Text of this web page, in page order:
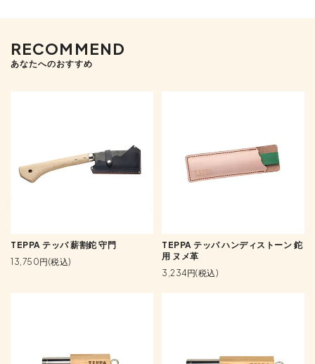
RECOMMEND
あなたへのおすすめ
TEPPA テッパ 薪割鉈 守門
13,750円(税込)
TEPPA テッパ ハンディストーン 鉈
用 ヌメ革
3,234円(税込)